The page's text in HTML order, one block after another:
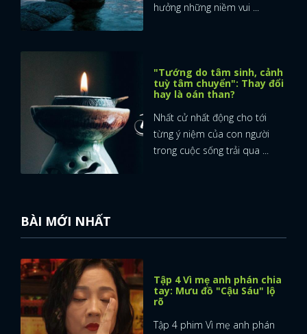
hưởng những niềm vui ...
"Tướng do tâm sinh, cảnh
tuỳ tâm chuyển": Thay đổi
hay là oán than?
Nhất cử nhất động cho tới
từng ý niệm của con người
trong cuộc sống trải qua ...
BÀI MỚI NHẤT
Tập 4 Vì mẹ anh phán chia
tay: Mưu đồ "Cậu Sáu" lộ
rõ
Tập 4 phim Vì mẹ anh phán